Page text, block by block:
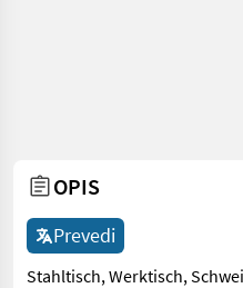
OPIS
Prevedi
Stahltisch, Werktisch,